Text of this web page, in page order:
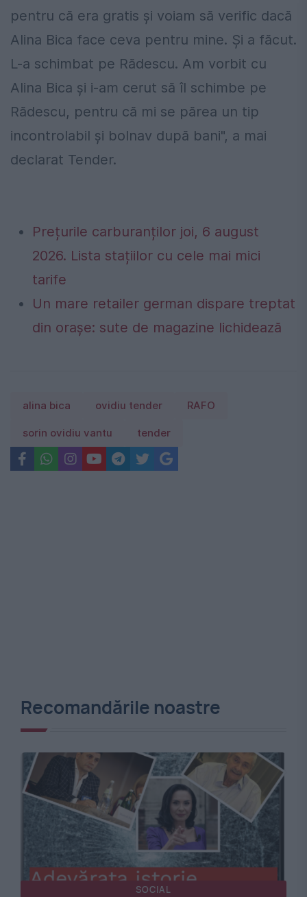
pentru că era gratis şi voiam să verific dacă
Alina Bica face ceva pentru mine. Şi a făcut.
L-a schimbat pe Rădescu. Am vorbit cu
Alina Bica şi i-am cerut să îl schimbe pe
Rădescu, pentru că mi se părea un tip
incontrolabil şi bolnav după bani", a mai
declarat Tender.
Prețurile carburanților joi, 6 august
2026. Lista stațiilor cu cele mai mici
tarife
Un mare retailer german dispare treptat
din orașe: sute de magazine lichidează
alina bica ovidiu tender RAFO
sorin ovidiu vantu tender
Recomandările noastre
SOCIAL